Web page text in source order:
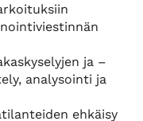
ja –
analysointi ja
ehkäisy